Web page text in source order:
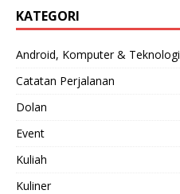
KATEGORI
Android, Komputer & Teknologi
Catatan Perjalanan
Dolan
Event
Kuliah
Kuliner